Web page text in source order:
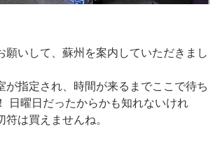
願いして、蘇州を案内していただきまし
が指定され、時間が来るまでここで待ち
日曜日だったからかも知れないけれ
符は買えませんね。